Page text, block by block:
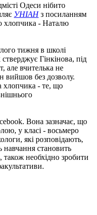
Одеси нібито
УНІАНз посиланням
хлопчика - Наталю
тижня в школі
Гінкінова, під
але вчителька не
вийшов без дозволу.
хлопчика - те, що
Вона зазначає, що
у класі - восьмеро
які розповідають,
навчання становить
також необхідно зробити